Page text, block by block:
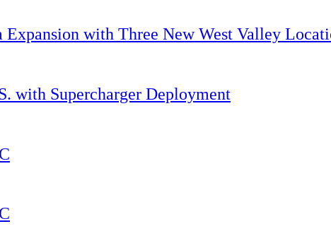
with Three New West Valley
with Supercharger Deployment